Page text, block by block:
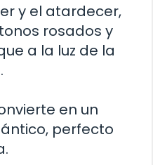
y el atardecer,
rosados y
a la luz de la
en un
perfecto